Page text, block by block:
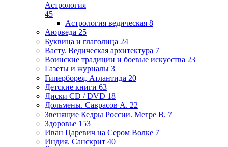
Астрология
45
Астрология ведическая 8
Аюрведа 25
Буквица и глаголица 24
Васту. Ведическая архитектура 7
Воинские традиции и боевые искусства 23
Газеты и журналы 3
Гиперборея, Атлантида 20
Детские книги 63
Диски CD / DVD 18
Дольмены. Саврасов А. 22
Звенящие Кедры России. Мегре В. 7
Здоровье 153
Иван Царевич на Сером Волке 7
Индия. Санскрит 40